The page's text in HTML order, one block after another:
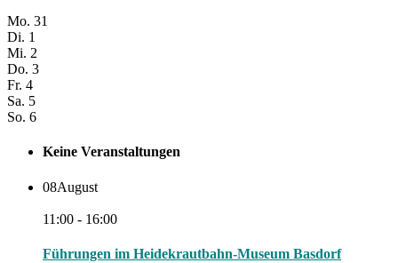
Mo. 31
Di. 1
Mi. 2
Do. 3
Fr. 4
Sa. 5
So. 6
Keine Veranstaltungen
08August
11:00 - 16:00
Führungen im Heidekrautbahn-Museum Basdorf